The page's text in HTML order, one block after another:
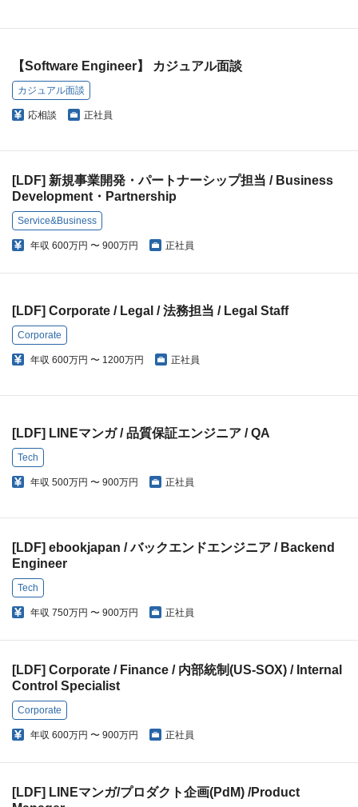
【Software Engineer】 カジュアル面談
カジュアル面談
応相談 正社員
[LDF] 新規事業開発・パートナーシップ担当 / Business
Development・Partnership
Service&Business
年収 600万円 〜 900万円 正社員
[LDF] Corporate / Legal / 法務担当 / Legal Staff
Corporate
年収 600万円 〜 1200万円 正社員
[LDF] LINEマンガ / 品質保証エンジニア / QA
Tech
年収 500万円 〜 900万円 正社員
[LDF] ebookjapan / バックエンドエンジニア / Backend
Engineer
Tech
年収 750万円 〜 900万円 正社員
[LDF] Corporate / Finance / 内部統制(US-SOX) / Internal
Control Specialist
Corporate
年収 600万円 〜 900万円 正社員
[LDF] LINEマンガ/プロダクト企画(PdM) /Product